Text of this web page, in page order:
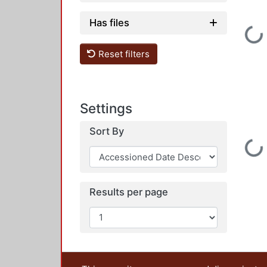
Has files
Reset filters
Settings
Sort By
Results per page
Loading...
Loading...